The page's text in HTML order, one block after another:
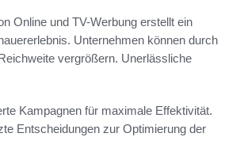
Online und TV-Werbung erstellt ein
Unternehmen können durch
vergrößern. Unerlässliche
Kampagnen für maximale Effektivität.
Entscheidungen zur Optimierung der